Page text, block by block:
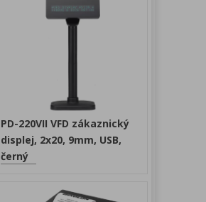
PD-220VII VFD zákaznický
displej, 2x20, 9mm, USB,
černý